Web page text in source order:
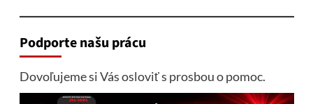
Podporte našu prácu
Dovoľujeme si Vás osloviť s prosbou o pomoc.